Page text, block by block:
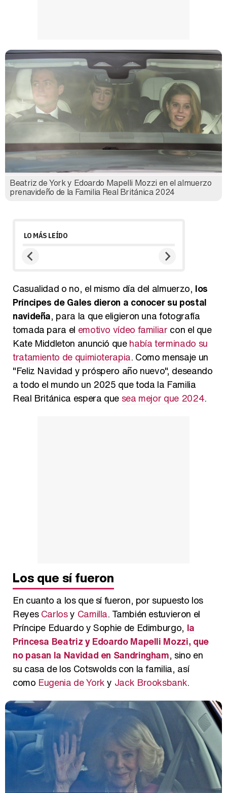
Beatriz de York y Edoardo Mapelli Mozzi en el almuerzo
prenavideño de la Familia Real Británica 2024
LO MÁS LEÍDO
Casualidad o no, el mismo día del almuerzo, los
Príncipes de Gales dieron a conocer su postal
navideña, para la que eligieron una fotografía
tomada para el emotivo vídeo familiar con el que
Kate Middleton anunció quehabía terminado su
tratamiento de quimioterapia. Como mensaje un
"Feliz Navidad y próspero año nuevo", deseando
a todo el mundo un 2025 que toda la Familia
Real Británica espera que sea mejor que 2024.
Los que sí fueron
En cuanto a los que sí fueron, por supuesto los
ReyesCarlosy Camilla. También estuvieron el
Príncipe Eduardo y Sophie de Edimburgo, la
Princesa Beatriz y Edoardo Mapelli Mozzi, que
no pasan la Navidad en Sandringham, sino en
su casa de los Cotswolds con la familia, así
como Eugenia de Yorky Jack Brooksbank.